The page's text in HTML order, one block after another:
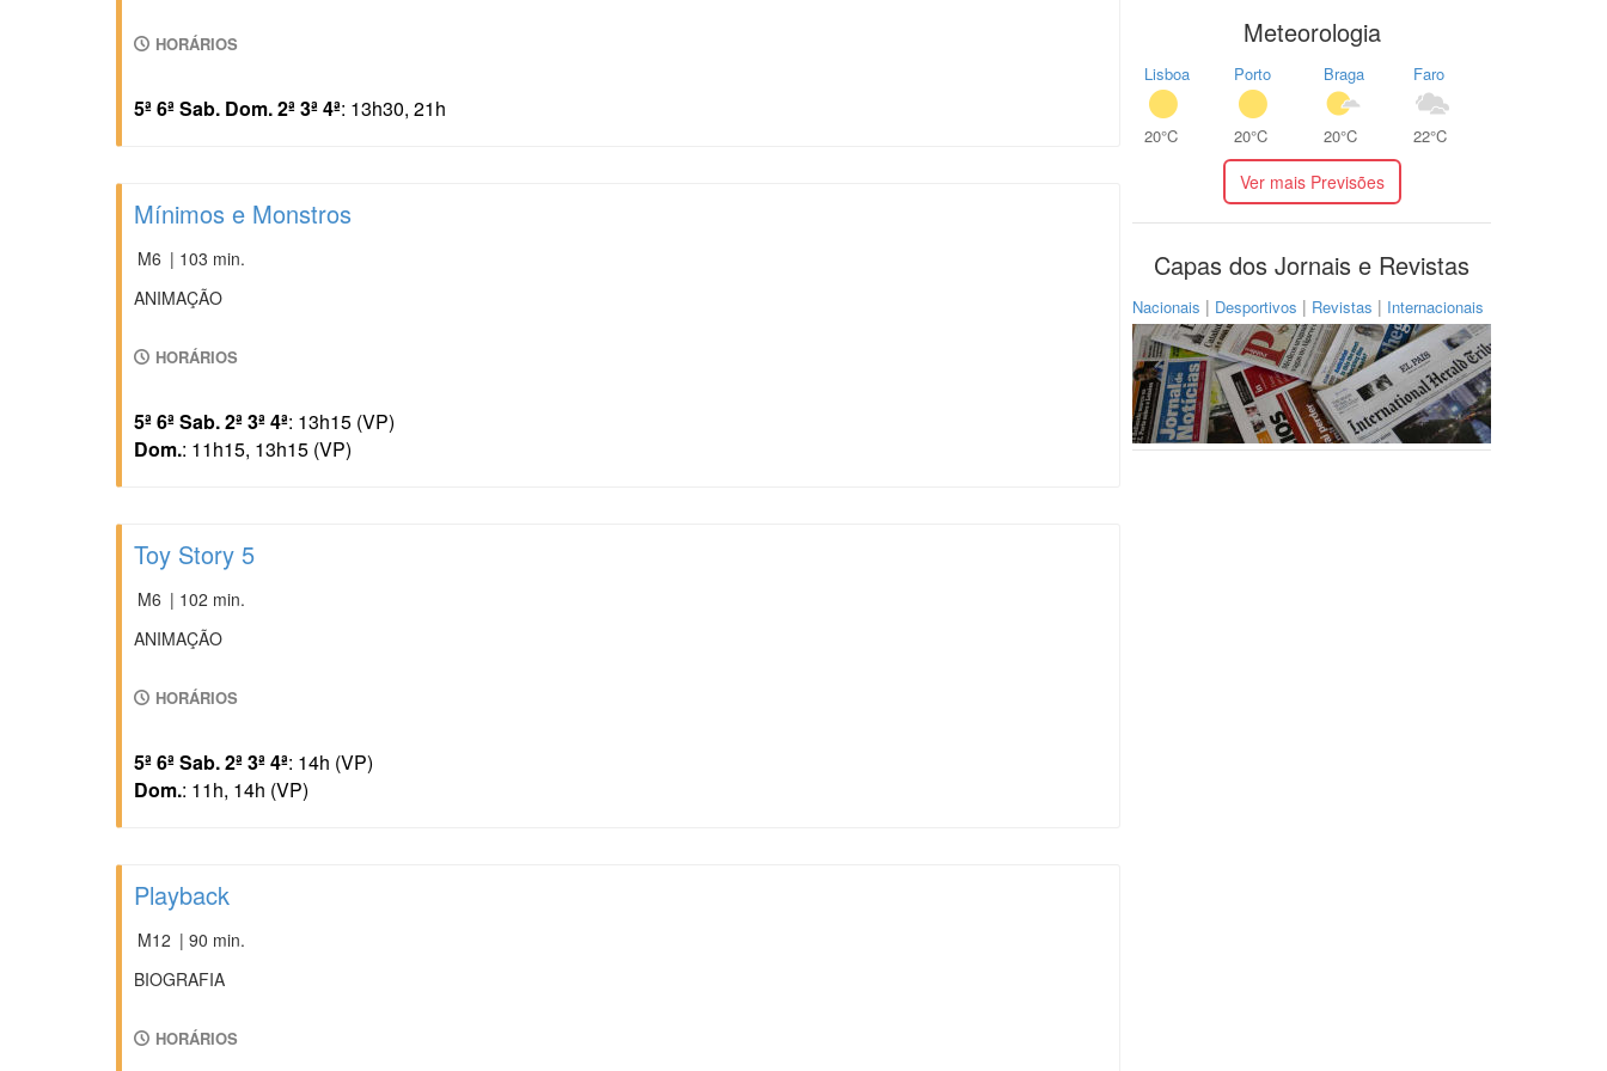
HORÁRIOS
5ª 6ª Sab. Dom. 2ª 3ª 4ª: 13h30, 21h
Mínimos e Monstros
M6 | 103 min.
ANIMAÇÃO
HORÁRIOS
5ª 6ª Sab. 2ª 3ª 4ª: 13h15 (VP)
Dom.: 11h15, 13h15 (VP)
Toy Story 5
M6 | 102 min.
ANIMAÇÃO
HORÁRIOS
5ª 6ª Sab. 2ª 3ª 4ª: 14h (VP)
Dom.: 11h, 14h (VP)
Playback
M12 | 90 min.
BIOGRAFIA
HORÁRIOS
Meteorologia
Lisboa
20°C
Porto
20°C
Braga
20°C
Faro
22°C
Ver mais Previsões
Capas dos Jornais e Revistas
Nacionais | Desportivos | Revistas | Internacionais